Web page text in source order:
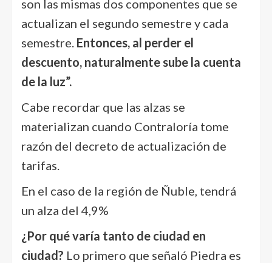
son las mismas dos componentes que se
actualizan el segundo semestre y cada
semestre. Entonces, al perder el
descuento, naturalmente sube la cuenta
de la luz”.
Cabe recordar que las alzas se
materializan cuando Contraloría tome
razón del decreto de actualización de
tarifas.
En el caso de la región de Ñuble, tendrá
un alza del 4,9%
¿Por qué varía tanto de ciudad en
ciudad? Lo primero que señaló Piedra es